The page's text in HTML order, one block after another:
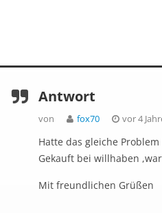
Antwort
von fox70 vor 4
Hatte das gleiche
Gekauft bei willhaben
Mit freundlichen Grüßen